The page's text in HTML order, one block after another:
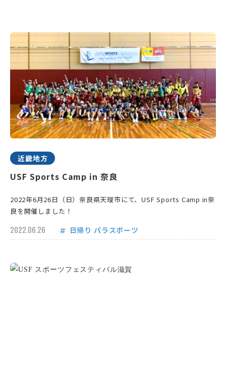
近畿地方
USF Sports Camp in 奈良
2022年6月26日（日）奈良県天理市にて、USF Sports Camp in奈
良を開催しました！
2022.06.26 日帰り パラスポーツ